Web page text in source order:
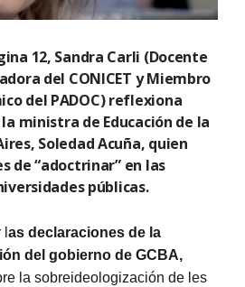
12, Sandra Carli (Docente
del CONICET y Miembro
del PADOC) reflexiona
ministra de Educación de la
Soledad Acuña, quien
de “adoctrinar” en las
públicas.
as declaraciones de la
del gobierno de GCBA,
la sobreideologización de les